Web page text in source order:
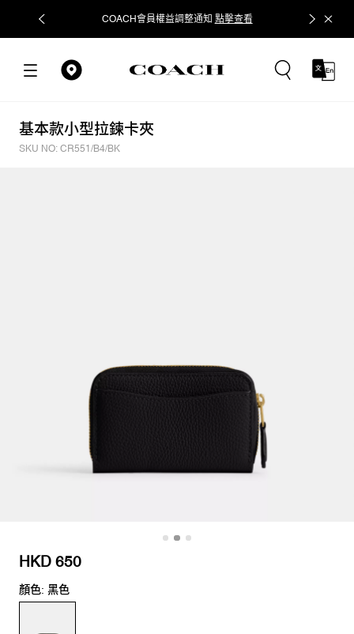
COACH會員權益調整通知 點擊查看 立即追蹤
基本款小型拉鍊卡夾
SKU NO: CR551/B4/BK
HKD 650
顏色: 黑色